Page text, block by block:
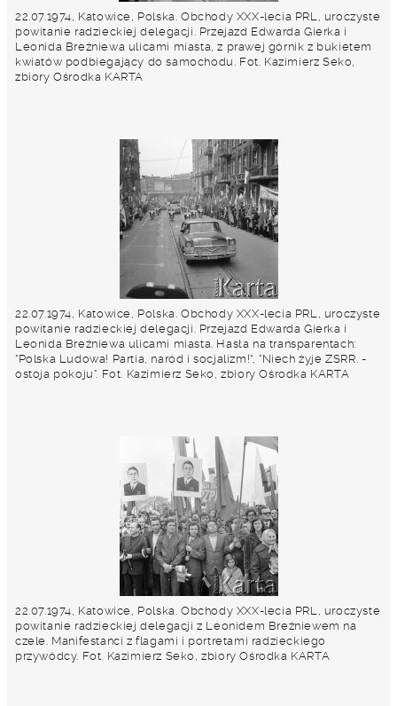
22.07.1974, Katowice, Polska. Obchody XXX-lecia PRL, uroczyste
powitanie radzieckiej delegacji. Przejazd Edwarda Gierka i
Leonida Breżniewa ulicami miasta, z prawej górnik z bukietem
kwiatów podbiegający do samochodu. Fot. Kazimierz Seko,
zbiory Ośrodka KARTA
22.07.1974, Katowice, Polska. Obchody XXX-lecia PRL, uroczyste
powitanie radzieckiej delegacji. Przejazd Edwarda Gierka i
Leonida Breżniewa ulicami miasta. Hasła na transparentach:
"Polska Ludowa! Partia, naród i socjalizm!", "Niech żyje ZSRR. -
ostoja pokoju". Fot. Kazimierz Seko, zbiory Ośrodka KARTA
22.07.1974, Katowice, Polska. Obchody XXX-lecia PRL, uroczyste
powitanie radzieckiej delegacji z Leonidem Breżniewem na
czele. Manifestanci z flagami i portretami radzieckiego
przywódcy. Fot. Kazimierz Seko, zbiory Ośrodka KARTA